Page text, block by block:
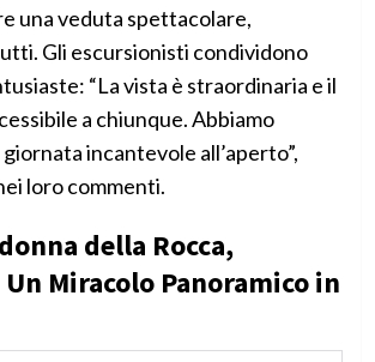
una veduta spettacolare,
Gli escursionisti condividono
“La vista è straordinaria e il
a chiunque. Abbiamo
incantevole all’aperto”,
loro commenti.
della Rocca,
Miracolo Panoramico in